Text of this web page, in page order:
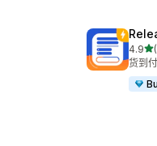
4.9星
总共
货到